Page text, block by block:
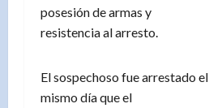
posesión de armas y
resistencia al arresto.
El sospechoso fue arrestado el
mismo día que el